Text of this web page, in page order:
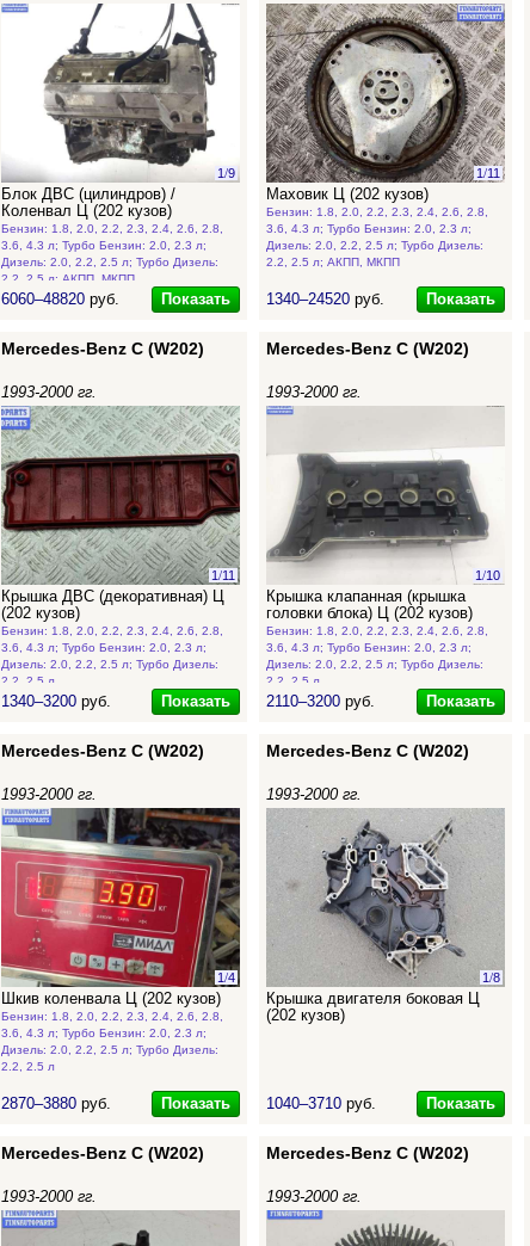
1/9
Блок ДВС (цилиндров) /
Коленвал Ц (202 кузов)
Бензин: 1.8, 2.0, 2.2, 2.3, 2.4, 2.6, 2.8,
3.6, 4.3 л; Турбо Бензин: 2.0, 2.3 л;
Дизель: 2.0, 2.2, 2.5 л; Турбо Дизель:
2.2, 2.5 л; АКПП, МКПП
6060–48820 руб. Показать
1/11
Маховик Ц (202 кузов)
Бензин: 1.8, 2.0, 2.2, 2.3, 2.4, 2.6, 2.8,
3.6, 4.3 л; Турбо Бензин: 2.0, 2.3 л;
Дизель: 2.0, 2.2, 2.5 л; Турбо Дизель:
2.2, 2.5 л; АКПП, МКПП
1340–24520 руб. Показать
Mercedes-Benz C (W202)
1993-2000 гг.
1/11
Крышка ДВС (декоративная) Ц
(202 кузов)
Бензин: 1.8, 2.0, 2.2, 2.3, 2.4, 2.6, 2.8,
3.6, 4.3 л; Турбо Бензин: 2.0, 2.3 л;
Дизель: 2.0, 2.2, 2.5 л; Турбо Дизель:
2.2, 2.5 л
1340–3200 руб. Показать
Mercedes-Benz C (W202)
1993-2000 гг.
1/10
Крышка клапанная (крышка
головки блока) Ц (202 кузов)
Бензин: 1.8, 2.0, 2.2, 2.3, 2.4, 2.6, 2.8,
3.6, 4.3 л; Турбо Бензин: 2.0, 2.3 л;
Дизель: 2.0, 2.2, 2.5 л; Турбо Дизель:
2.2, 2.5 л
2110–3200 руб. Показать
Mercedes-Benz C (W202)
1993-2000 гг.
1/4
Шкив коленвала Ц (202 кузов)
Бензин: 1.8, 2.0, 2.2, 2.3, 2.4, 2.6, 2.8,
3.6, 4.3 л; Турбо Бензин: 2.0, 2.3 л;
Дизель: 2.0, 2.2, 2.5 л; Турбо Дизель:
2.2, 2.5 л
2870–3880 руб. Показать
Mercedes-Benz C (W202)
1993-2000 гг.
1/8
Крышка двигателя боковая Ц
(202 кузов)
1040–3710 руб. Показать
Mercedes-Benz C (W202)
1993-2000 гг.
Mercedes-Benz C (W202)
1993-2000 гг.